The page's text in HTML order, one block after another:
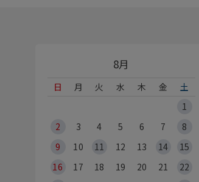
8月
日 月 火 水 木 金
土
1
2
3 4 5 6 7
8
9
10 11 12 13 14
15
16
17 18 19 20 21
22